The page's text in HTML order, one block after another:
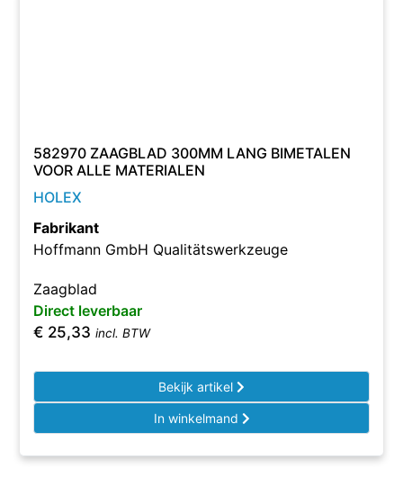
582970 ZAAGBLAD 300MM LANG BIMETALEN
VOOR ALLE MATERIALEN
HOLEX
Fabrikant
Hoffmann GmbH Qualitätswerkzeuge
Zaagblad
Direct leverbaar
€ 25,33 incl. BTW
Bekijk artikel
In winkelmand